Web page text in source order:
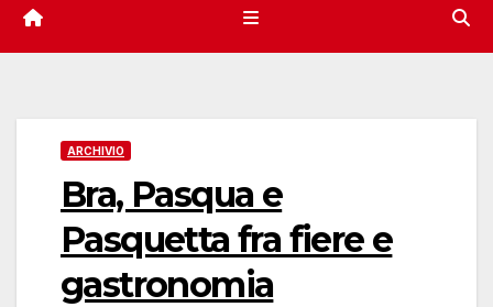
ARCHIVIO
Bra, Pasqua e
Pasquetta fra fiere e
gastronomia